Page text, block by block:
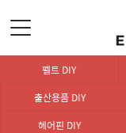
펠트 DIY
출산용품 DIY
헤어핀 DIY